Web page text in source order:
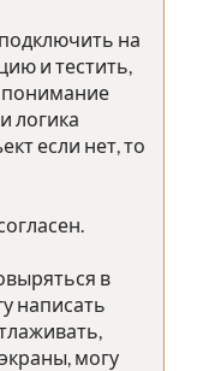
на
и тестить,
понимание
логика
если нет, то
в
написать
могу